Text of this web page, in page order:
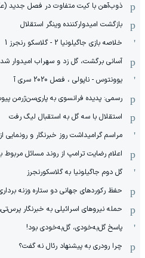
ذوب‌آهن با کیت متفاوت در فصل جدید
بازگشت امیدوارکننده وینگر استقلال
خلاصه بازی جاگیلونیا 2 - گلاسکو رنجرز 1
آسانی برگشت، گل زد و سهراب امیدوار شد
یوونتوس - ناپولی ، فصل 2020 سری آ
رسمی: پدیده فرانسوی به پاری‌سن‌ژرمن
استقلال با سه گل به استقبال لیگ رفت
مراسم گرامیداشت روز خبرنگار و
اعلام رضایت ترامپ از روند مسائل مربوط
گل دوم جاگیلونیا به گلاسکورنجرز
حفظ رکوردهای جهانی دو ستاره وزنه
حمله نیروهای اسرائیلی به خبرنگار
پاسخ گل‌به‌خودی، گل‌به‌خودی بود!
چرا رودری به پیشنهاد رئال نه گفت؟